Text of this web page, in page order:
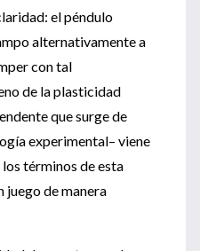
el péndulo
alternativamente a
con tal
de la plasticidad
que surge de
experimental– viene
términos de esta
juego de manera